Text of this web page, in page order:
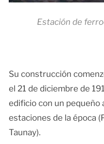
Estación de
Su construcción
el 21 de diciembre de
edificio con un pequeño
estaciones de la época
Taunay).